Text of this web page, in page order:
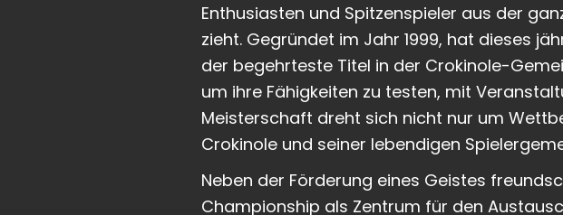
Enthusiasten und Spitzenspieler aus der
zieht. Gegründet im Jahr 1999, hat dieses
der begehrteste Titel in der Crokinole-
um ihre Fähigkeiten zu testen, mit
Meisterschaft dreht sich nicht nur um
Crokinole und seiner lebendigen
Neben der Förderung eines Geistes
Championship als Zentrum für den